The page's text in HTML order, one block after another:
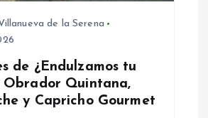
de la Serena
de ¿Endulzamos tu
Obrador Quintana,
y Capricho Gourmet